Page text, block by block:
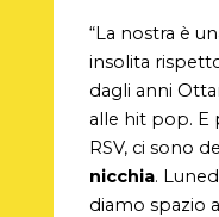
“La nostra è
insolita
dagli anni
alle hit pop. E
RSV, ci sono
nicchia.
diamo spazio